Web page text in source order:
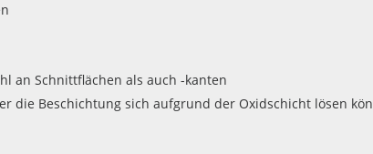
an Schnittflächen als auch -kanten
die Beschichtung sich aufgrund der Oxidschicht lösen